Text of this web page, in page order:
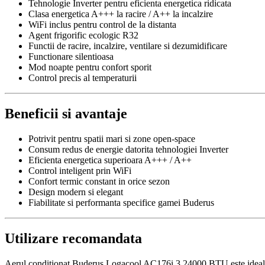
Tehnologie Inverter pentru eficienta energetica ridicata
Clasa energetica A+++ la racire / A++ la incalzire
WiFi inclus pentru control de la distanta
Agent frigorific ecologic R32
Functii de racire, incalzire, ventilare si dezumidificare
Functionare silentioasa
Mod noapte pentru confort sporit
Control precis al temperaturii
Beneficii si avantaje
Potrivit pentru spatii mari si zone open-space
Consum redus de energie datorita tehnologiei Inverter
Eficienta energetica superioara A+++ / A++
Control inteligent prin WiFi
Confort termic constant in orice sezon
Design modern si elegant
Fiabilitate si performanta specifice gamei Buderus
Utilizare recomandata